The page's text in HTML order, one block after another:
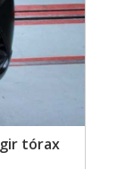
tórax